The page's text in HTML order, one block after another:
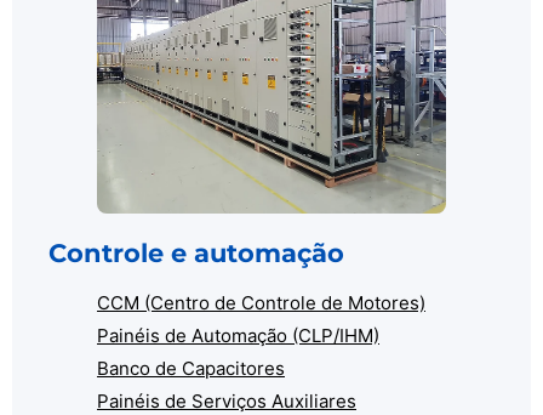
Controle e automação
CCM (Centro de Controle de Motores)
Painéis de Automação (CLP/IHM)
Banco de Capacitores
Painéis de Serviços Auxiliares